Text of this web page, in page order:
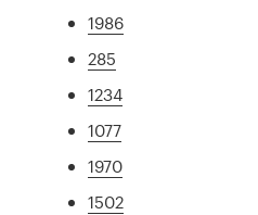
1986
285
1234
1077
1970
1502